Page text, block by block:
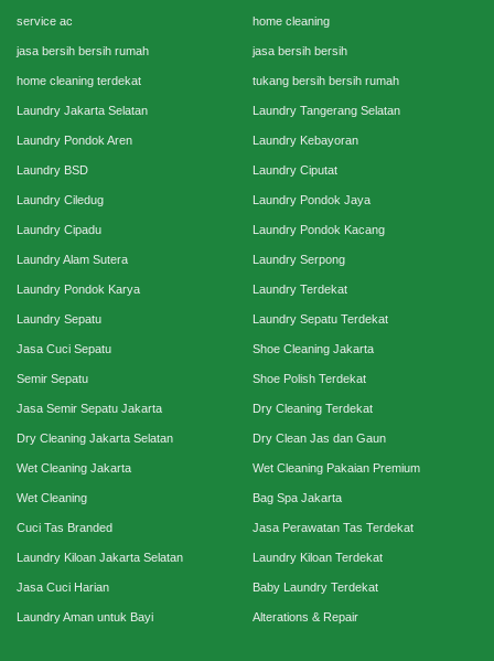
service ac home cleaning
jasa bersih bersih rumah jasa bersih bersih
home cleaning terdekat tukang bersih bersih rumah
Laundry Jakarta Selatan Laundry Tangerang Selatan
Laundry Pondok Aren Laundry Kebayoran
Laundry BSD Laundry Ciputat
Laundry Ciledug Laundry Pondok Jaya
Laundry Cipadu Laundry Pondok Kacang
Laundry Alam Sutera Laundry Serpong
Laundry Pondok Karya Laundry Terdekat
Laundry Sepatu Laundry Sepatu Terdekat
Jasa Cuci Sepatu Shoe Cleaning Jakarta
Semir Sepatu Shoe Polish Terdekat
Jasa Semir Sepatu Jakarta Dry Cleaning Terdekat
Dry Cleaning Jakarta Selatan Dry Clean Jas dan Gaun
Wet Cleaning Jakarta Wet Cleaning Pakaian Premium
Wet Cleaning Bag Spa Jakarta
Cuci Tas Branded Jasa Perawatan Tas Terdekat
Laundry Kiloan Jakarta Selatan Laundry Kiloan Terdekat
Jasa Cuci Harian Baby Laundry Terdekat
Laundry Aman untuk Bayi Alterations & Repair